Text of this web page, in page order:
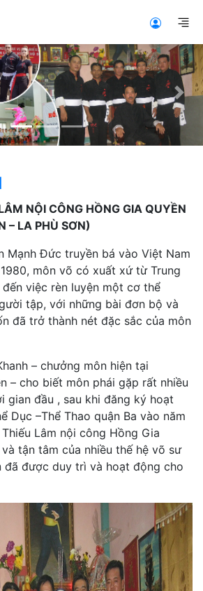
Next
NỘI CÔNG HỒNG GIA QUYỀN
– LA PHÙ SƠN)
Mạnh Đức truyền bá vào Việt Nam
môn võ có xuất xứ từ Trung
việc rèn luyện một cơ thể
tập, với những bài đơn bộ và
đã trở thành nét đặc sắc của môn
– chưởng môn hiện tại
– cho biết môn phái gặp rất nhiều
gian đầu , sau khi đăng ký hoạt
Dục –Thể Thao quận Ba vào năm
Lâm nội công Hồng Gia
tận tâm của nhiều thế hệ võ sư
đã được duy trì và hoạt động cho